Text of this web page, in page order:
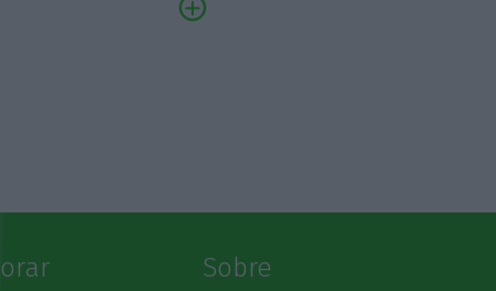
Sobre